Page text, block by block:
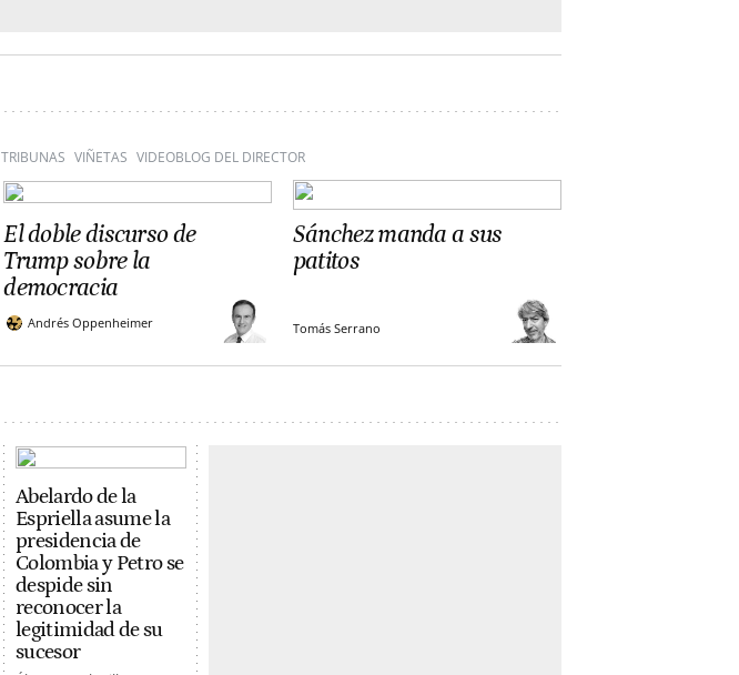
TRIBUNAS VIÑETAS VIDEOBLOG DEL DIRECTOR
El doble discurso de
Trump sobre la
democracia
Andrés Oppenheimer
Sánchez manda a sus
patitos
Tomás Serrano
Abelardo de la
Espriella asume la
presidencia de
Colombia y Petro se
despide sin
reconocer la
legitimidad de su
sucesor